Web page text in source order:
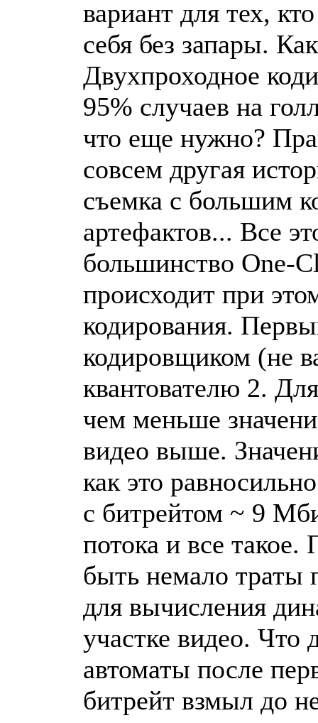
вариант для тех,
себя без запары.
Двухпроходное
95% случаев на
что еще нужно?
совсем другая
съемка с большим
артефактов... Все
большинство One-
происходит при
кодирования.
кодировщиком (не
квантователю 2.
чем меньше
видео выше.
как это
с битрейтом ~ 9
потока и все
быть немало траты
для вычисления
участке видео.
автоматы после
битрейт взмыл до